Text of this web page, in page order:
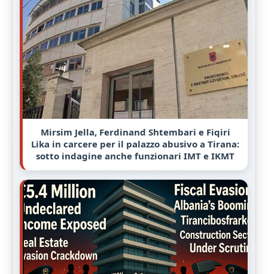
Mirsim Jella, Ferdinand Shtembari e Fiqiri
Lika in carcere per il palazzo abusivo a Tirana:
sotto indagine anche funzionari IMT e IKMT